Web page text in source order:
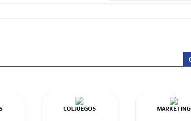
COLJUEGOS MARKETING